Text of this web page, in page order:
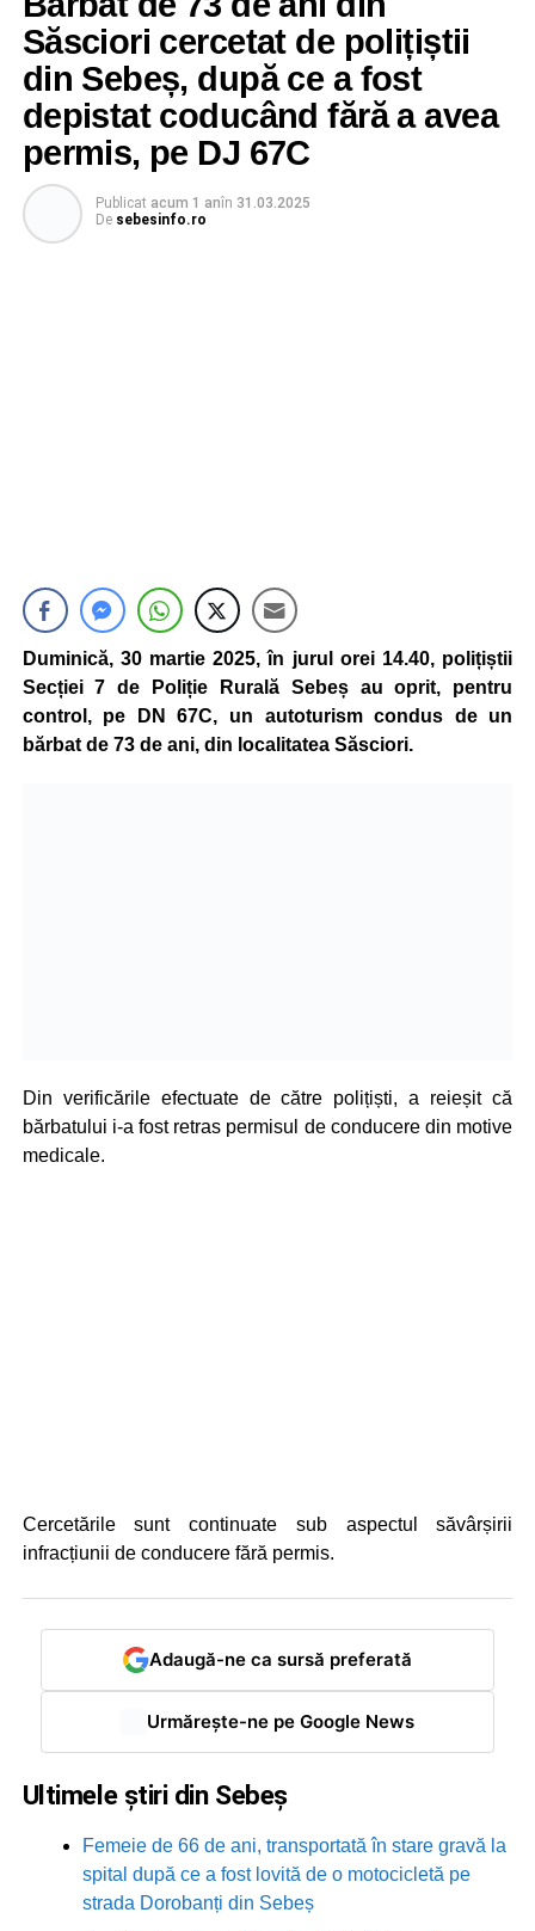
Săsciori cercetat de polițiștii
din Sebeș, după ce a fost
depistat coducând fără a avea
permis, pe DJ 67C
Publicat acum 1 anîn 31.03.2025
De sebesinfo.ro
Duminică, 30 martie 2025, în jurul orei 14.40, polițiștii
Secției 7 de Poliție Rurală Sebeș au oprit, pentru
control, pe DN 67C, un autoturism condus de un
bărbat de 73 de ani, din localitatea Săsciori.
Din verificările efectuate de către polițiști, a reieșit că
bărbatului i-a fost retras permisul de conducere din motive
medicale.
Cercetările sunt continuate sub aspectul săvârșirii
infracțiunii de conducere fără permis.
Adaugă-ne ca sursă preferată
Urmărește-ne pe Google News
Ultimele știri din Sebeș
Femeie de 66 de ani, transportată în stare gravă la
spital după ce a fost lovită de o motocicletă pe
strada Dorobanți din Sebeș